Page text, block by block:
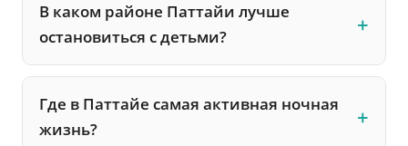
В каком районе Паттайи лучше
остановиться с детьми?
Где в Паттайе самая активная ночная
жизнь?